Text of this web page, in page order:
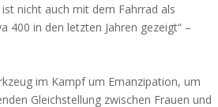
nicht auch mit dem Fahrrad als
400 in den letzten Jahren gezeigt“ –
im Kampf um Emanzipation, um
Gleichstellung zwischen Frauen und